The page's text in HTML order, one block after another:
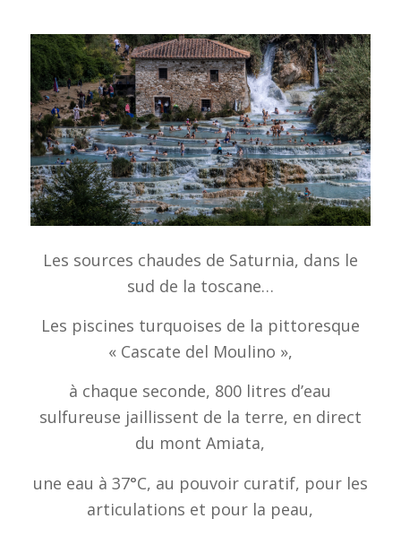
Les sources chaudes de Saturnia, dans le
sud de la toscane…
Les piscines turquoises de la pittoresque
« Cascate del Moulino »,
à chaque seconde, 800 litres d’eau
sulfureuse jaillissent de la terre, en direct
du mont Amiata,
une eau à 37°C, au pouvoir curatif, pour les
articulations et pour la peau,